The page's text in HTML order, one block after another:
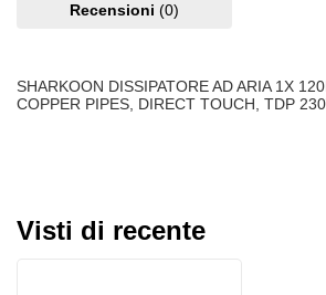
Recensioni (0)
SHARKOON DISSIPATORE AD ARIA 1X
COPPER PIPES, DIRECT TOUCH, TDP
Visti di recente